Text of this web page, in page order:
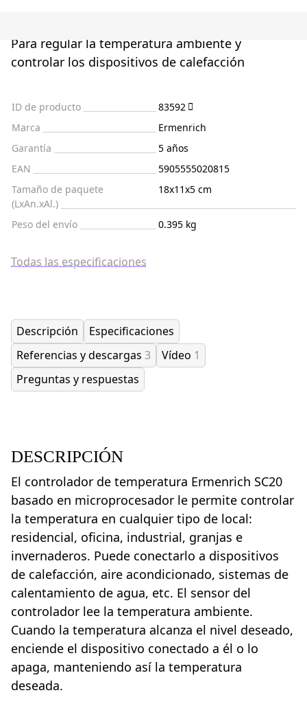
Para regular la temperatura ambiente y
controlar los dispositivos de calefacción
ID de producto
83592
Marca
Ermenrich
Garantía
5 años
EAN
5905555020815
Tamaño de paquete
(LxAn.xAl.)
18x11x5 cm
Peso del envío 0.395 kg
Todas las especificaciones
Descripción
Especificaciones
Referencias y descargas 3 Vídeo 1
Preguntas y respuestas
DESCRIPCIÓN
El controlador de temperatura Ermenrich SC20
basado en microprocesador le permite controlar
la temperatura en cualquier tipo de local:
residencial, oficina, industrial, granjas e
invernaderos. Puede conectarlo a dispositivos
de calefacción, aire acondicionado, sistemas de
calentamiento de agua, etc. El sensor del
controlador lee la temperatura ambiente.
Cuando la temperatura alcanza el nivel deseado,
enciende el dispositivo conectado a él o lo
apaga, manteniendo así la temperatura
deseada.